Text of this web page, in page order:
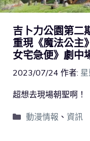
吉卜力公園第二
重現《魔法公主
女宅急便》劇中
2023/07/24 作者:
超想去現場朝聖啊！
動漫情報 、 資訊